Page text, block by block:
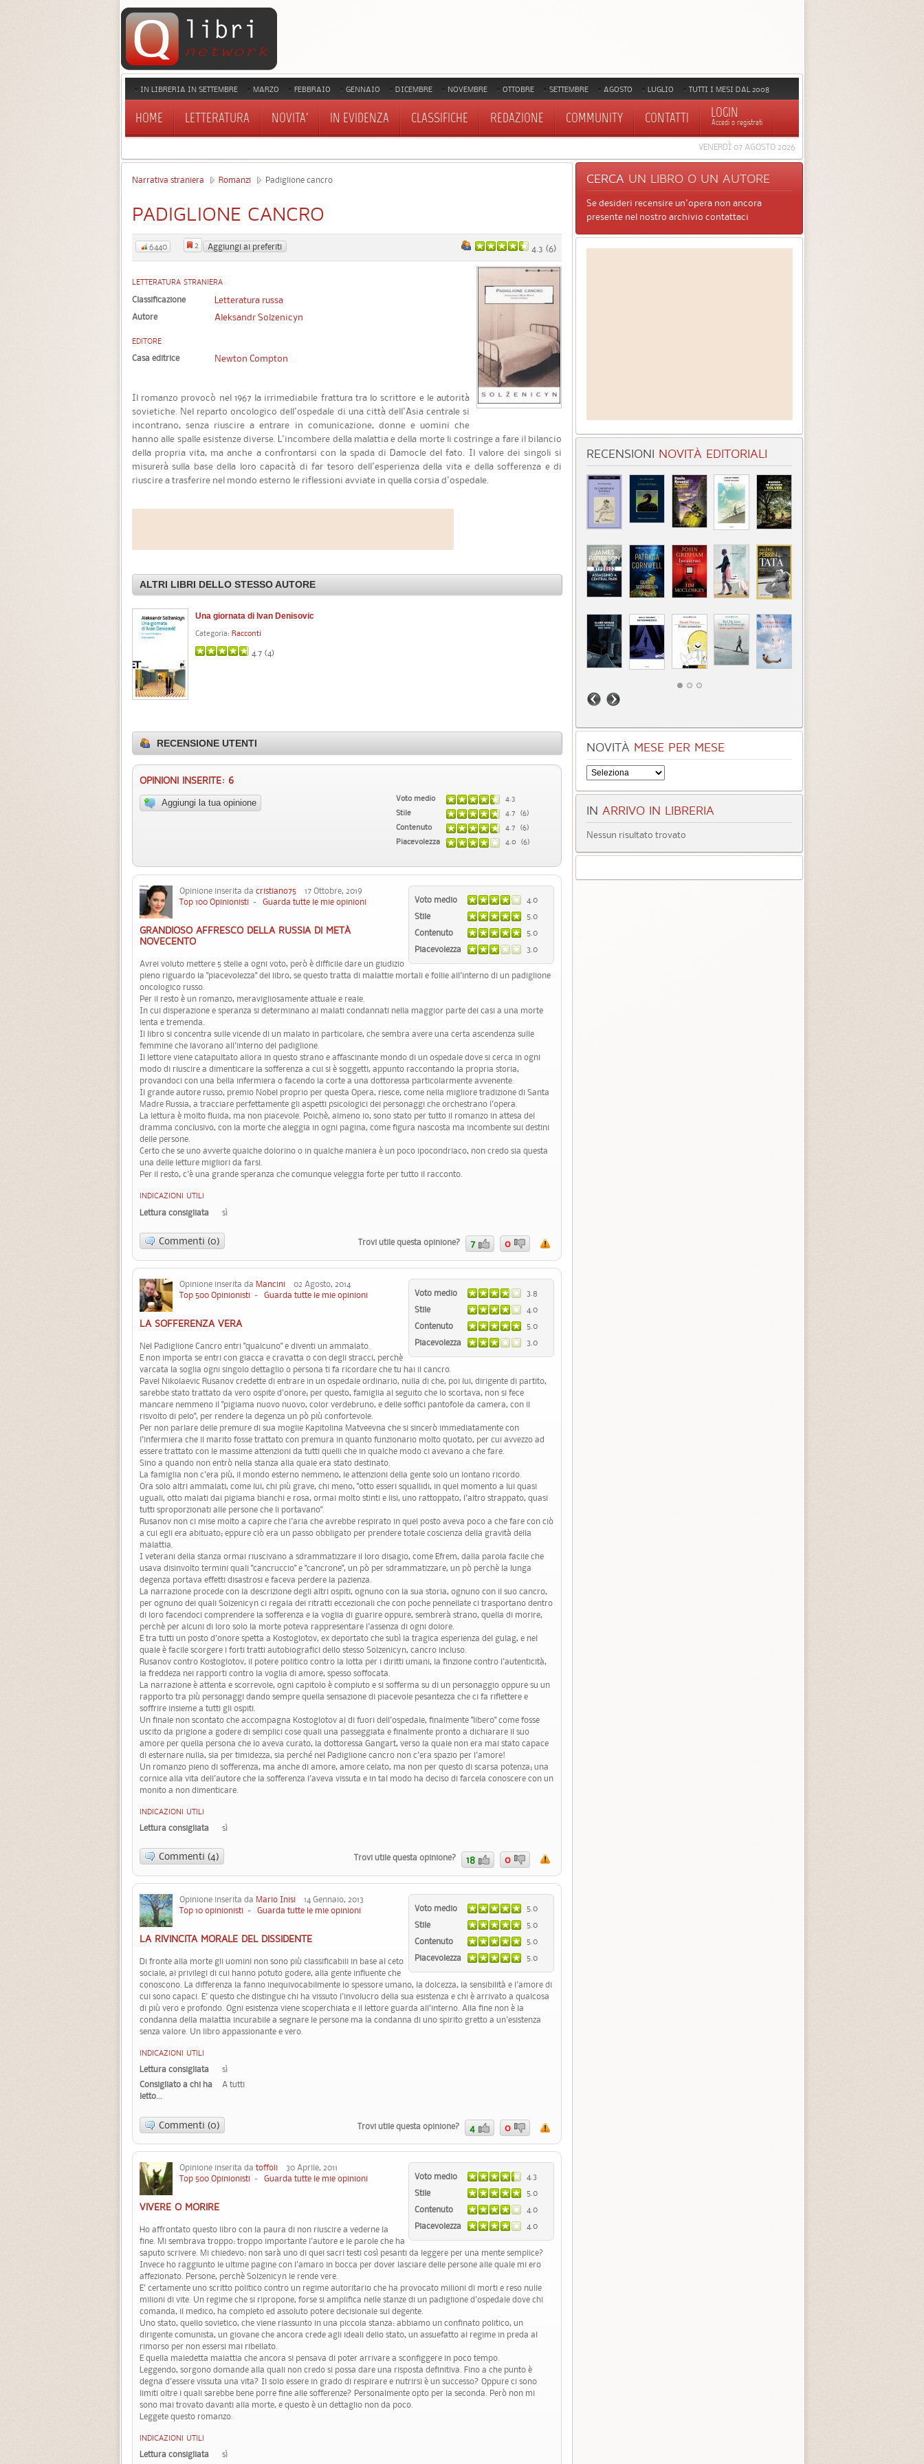
IN LIBRERIA IN SETTEMBRE MARZO FEBBRAIO GENNAIO DICEMBRE NOVEMBRE OTTOBRE SETTEMBRE AGOSTO LUGLIO TUTTI I MESI DAL 2008
HOME LETTERATURA NOVITA' IN EVIDENZA CLASSIFICHE REDAZIONE COMMUNITY CONTATTI LOGIN
Accedi o registrati
VENERDÌ 07 AGOSTO 2026
Narrativa straniera Romanzi Padiglione cancro
PADIGLIONE CANCRO
4.3 (6)
6440 2 Aggiungi ai preferiti
LETTERATURA STRANIERA
Classificazione Letteratura russa
Autore Aleksandr Solzenicyn
EDITORE
Casa editrice Newton Compton
Il romanzo provocò nel 1967 la irrimediabile frattura tra lo scrittore e le autorità
sovietiche. Nel reparto oncologico dell'ospedale di una città dell'Asia centrale si
incontrano, senza riuscire a entrare in comunicazione, donne e uomini che
hanno alle spalle esistenze diverse. L'incombere della malattia e della morte li costringe a fare il bilancio
della propria vita, ma anche a confrontarsi con la spada di Damocle del fato. Il valore dei singoli si
misurerà sulla base della loro capacità di far tesoro dell'esperienza della vita e della sofferenza e di
riuscire a trasferire nel mondo esterno le riflessioni avviate in quella corsia d'ospedale.
ALTRI LIBRI DELLO STESSO AUTORE
Una giornata di Ivan Denisovic
Categoria: Racconti
4.7 (4)
RECENSIONE UTENTI
OPINIONI INSERITE: 6
Aggiungi la tua opinione Voto medio
4.3
Stile
4.7 (6)
Contenuto
4.7 (6)
Piacevolezza
4.0 (6)
Voto medio
4.0
Stile
5.0
Contenuto
5.0
Piacevolezza
3.0
Opinione inserita da cristiano75 17 Ottobre, 2019
Top 100 Opinionisti - Guarda tutte le mie opinioni
GRANDIOSO AFFRESCO DELLA RUSSIA DI METÀ
NOVECENTO
Avrei voluto mettere 5 stelle a ogni voto, però è difficile dare un giudizio
pieno riguardo la "piacevolezza" del libro, se questo tratta di malattie mortali e follie all'interno di un padiglione
oncologico russo.
Per il resto è un romanzo, meravigliosamente attuale e reale.
In cui disperazione e speranza si determinano ai malati condannati nella maggior parte dei casi a una morte
lenta e tremenda.
Il libro si concentra sulle vicende di un malato in particolare, che sembra avere una certa ascendenza sulle
femmine che lavorano all'interno del padiglione.
Il lettore viene catapultato allora in questo strano e affascinante mondo di un ospedale dove si cerca in ogni
modo di riuscire a dimenticare la sofferenza a cui si è soggetti, appunto raccontando la propria storia,
provandoci con una bella infermiera o facendo la corte a una dottoressa particolarmente avvenente.
Il grande autore russo, premio Nobel proprio per questa Opera, riesce, come nella migliore tradizione di Santa
Madre Russia, a tracciare perfettamente gli aspetti psicologici dei personaggi che orchestrano l'opera.
La lettura è molto fluida, ma non piacevole. Poichè, almeno io, sono stato per tutto il romanzo in attesa del
dramma conclusivo, con la morte che aleggia in ogni pagina, come figura nascosta ma incombente sui destini
delle persone.
Certo che se uno avverte qualche dolorino o in qualche maniera è un poco ipocondriaco, non credo sia questa
una delle letture migliori da farsi.
Per il resto, c'è una grande speranza che comunque veleggia forte per tutto il racconto.
INDICAZIONI UTILI
Lettura consigliata sì
Commenti (0) Trovi utile questa opinione? 7 0
Voto medio
3.8
Stile
4.0
Contenuto
5.0
Piacevolezza
3.0
Opinione inserita da Mancini 02 Agosto, 2014
Top 500 Opinionisti - Guarda tutte le mie opinioni
LA SOFFERENZA VERA
Nel Padiglione Cancro entri "qualcuno" e diventi un ammalato.
E non importa se entri con giacca e cravatta o con degli stracci, perchè
varcata la soglia ogni singolo dettaglio o persona ti fa ricordare che tu hai il cancro.
Pavel Nikolaevic Rusanov credette di entrare in un ospedale ordinario, nulla di che, poi lui, dirigente di partito,
sarebbe stato trattato da vero ospite d'onore; per questo, famiglia al seguito che lo scortava, non si fece
mancare nemmeno il "pigiama nuovo nuovo, color verdebruno, e delle soffici pantofole da camera, con il
risvolto di pelo", per rendere la degenza un pò più confortevole.
Per non parlare delle premure di sua moglie Kapitolina Matveevna che si sincerò immediatamente con
l'infermiera che il marito fosse trattato con premura in quanto funzionario molto quotato, per cui avvezzo ad
essere trattato con le massime attenzioni da tutti quelli che in qualche modo ci avevano a che fare.
Sino a quando non entrò nella stanza alla quale era stato destinato.
La famiglia non c'era più, il mondo esterno nemmeno, le attenzioni della gente solo un lontano ricordo.
Ora solo altri ammalati, come lui, chi più grave, chi meno, "otto esseri squallidi, in quel momento a lui quasi
uguali, otto malati dai pigiama bianchi e rosa, ormai molto stinti e lisi, uno rattoppato, l'altro strappato, quasi
tutti sproporzionati alle persone che li portavano".
Rusanov non ci mise molto a capire che l'aria che avrebbe respirato in quel posto aveva poco a che fare con ciò
a cui egli era abituato; eppure ciò era un passo obbligato per prendere totale coscienza della gravità della
malattia.
I veterani della stanza ormai riuscivano a sdrammatizzare il loro disagio, come Efrem, dalla parola facile che
usava disinvolto termini quali "cancruccio" e "cancrone", un pò per sdrammatizzare, un pò perchè la lunga
degenza portava effetti disastrosi e faceva perdere la pazienza.
La narrazione procede con la descrizione degli altri ospiti, ognuno con la sua storia, ognuno con il suo cancro,
per ognuno dei quali Solzenicyn ci regala dei ritratti eccezionali che con poche pennellate ci trasportano dentro
di loro facendoci comprendere la sofferenza e la voglia di guarire oppure, sembrerà strano, quella di morire,
perchè per alcuni di loro solo la morte poteva rappresentare l'assenza di ogni dolore.
E tra tutti un posto d'onore spetta a Kostoglotov, ex deportato che subì la tragica esperienza del gulag, e nel
quale è facile scorgere i forti tratti autobiografici dello stesso Solzenicyn, cancro incluso.
Rusanov contro Kostoglotov, il potere politico contro la lotta per i diritti umani, la finzione contro l'autenticità,
la freddeza nei rapporti contro la voglia di amore, spesso soffocata.
La narrazione è attenta e scorrevole, ogni capitolo è compiuto e si sofferma su di un personaggio oppure su un
rapporto tra più personaggi dando sempre quella sensazione di piacevole pesantezza che ci fa riflettere e
soffrire insieme a tutti gli ospiti.
Un finale non scontato che accompagna Kostoglotov al di fuori dell'ospedale, finalmente "libero" come fosse
uscito da prigione a godere di semplici cose quali una passeggiata e finalmente pronto a dichiarare il suo
amore per quella persona che lo aveva curato, la dottoressa Gangart, verso la quale non era mai stato capace
di esternare nulla, sia per timidezza, sia perché nel Padiglione cancro non c'era spazio per l'amore!
Un romanzo pieno di sofferenza, ma anche di amore, amore celato, ma non per questo di scarsa potenza; una
cornice alla vita dell'autore che la sofferenza l'aveva vissuta e in tal modo ha deciso di farcela conoscere con un
monito a non dimenticare.
INDICAZIONI UTILI
Lettura consigliata sì
Commenti (4) Trovi utile questa opinione? 18 0
Voto medio
5.0
Stile
5.0
Contenuto
5.0
Piacevolezza
5.0
Opinione inserita da Mario Inisi 14 Gennaio, 2013
Top 10 opinionisti - Guarda tutte le mie opinioni
LA RIVINCITA MORALE DEL DISSIDENTE
Di fronte alla morte gli uomini non sono più classificabili in base al ceto
sociale, ai privilegi di cui hanno potuto godere, alla gente influente che
conoscono. La differenza la fanno inequivocabilmente lo spessore umano, la dolcezza, la sensibilità e l'amore di
cui sono capaci. E' questo che distingue chi ha vissuto l'involucro della sua esistenza e chi è arrivato a qualcosa
di più vero e profondo. Ogni esistenza viene scoperchiata e il lettore guarda all'interno. Alla fine non è la
condanna della malattia incurabile a segnare le persone ma la condanna di uno spirito gretto a un'esistenza
senza valore. Un libro appassionante e vero.
INDICAZIONI UTILI
Lettura consigliata
sì
Consigliato a chi ha
letto...
A tutti
Commenti (0) Trovi utile questa opinione? 4 0
Voto medio
4.3
Stile
5.0
Contenuto
4.0
Piacevolezza
4.0
Opinione inserita da toffoli 30 Aprile, 2011
Top 500 Opinionisti - Guarda tutte le mie opinioni
VIVERE O MORIRE
Ho affrontato questo libro con la paura di non riuscire a vederne la
fine. Mi sembrava troppo: troppo importante l'autore e le parole che ha
saputo scrivere. Mi chiedevo: non sarà uno di quei sacri testi così pesanti da leggere per una mente semplice?
Invece ho raggiunto le ultime pagine con l'amaro in bocca per dover lasciare delle persone alle quale mi ero
affezionato. Persone, perchè Solzenicyn le rende vere.
E' certamente uno scritto politico contro un regime autoritario che ha provocato milioni di morti e reso nulle
milioni di vite. Un regime che si ripropone, forse si amplifica nelle stanze di un padiglione d'ospedale dove chi
comanda, il medico, ha completo ed assoluto potere decisionale sul degente.
Uno stato, quello sovietico, che viene riassunto in una piccola stanza: abbiamo un confinato politico, un
dirigente comunista, un giovane che ancora crede agli ideali dello stato, un assuefatto al regime in preda al
rimorso per non essersi mai ribellato.
E quella maledetta malattia che ancora si pensava di poter arrivare a sconfiggere in poco tempo.
Leggendo, sorgono domande alla quali non credo si possa dare una risposta definitiva. Fino a che punto è
degna d'essere vissuta una vita? Il solo essere in grado di respirare e nutrirsi è un successo? Oppure ci sono
limiti oltre i quali sarebbe bene porre fine alle sofferenze? Personalmente opto per la seconda. Però non mi
sono mai trovato davanti alla morte, e questo è un dettaglio non da poco.
Leggete questo romanzo.
INDICAZIONI UTILI
Lettura consigliata sì
CERCA UN LIBRO O UN AUTORE
Se desideri recensire un'opera non ancora
presente nel nostro archivio contattaci
RECENSIONI NOVITÀ EDITORIALI
NOVITÀ MESE PER MESE
IN ARRIVO IN LIBRERIA
Nessun risultato trovato